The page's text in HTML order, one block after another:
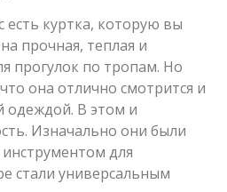
есть куртка, которую вы
прочная, теплая и
прогулок по тропам. Но
она отлично смотрится и
одеждой. В этом и
Изначально они были
для
стали универсальным